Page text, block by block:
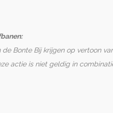
Bonte Bij krijgen op vertoon
actie is niet geldig in